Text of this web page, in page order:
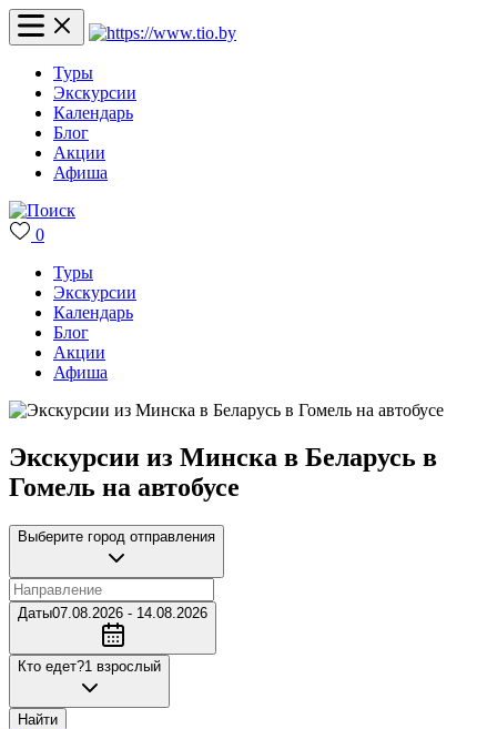
Туры
Экскурсии
Календарь
Блог
Акции
Афиша
0
Туры
Экскурсии
Календарь
Блог
Акции
Афиша
Экскурсии из Минска в Беларусь в
Гомель на автобусе
Выберите город отправления
Даты07.08.2026 - 14.08.2026
Кто едет?1 взрослый
Найти